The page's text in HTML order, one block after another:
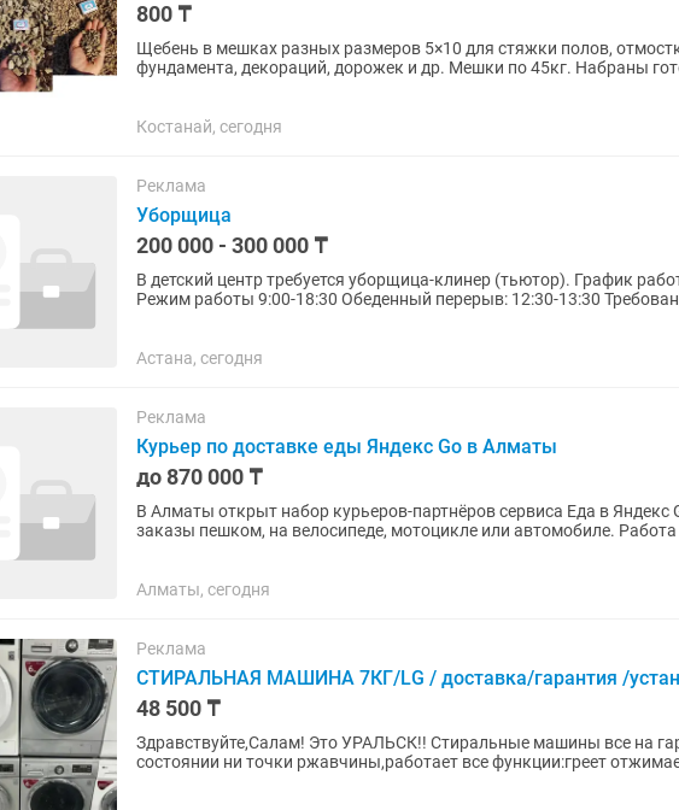
800 ₸
Щебень в мешках разных размеров 5×10 для стяжки полов,
фундамента, декораций, дорожек и др. Мешки по 45кг. Набраны
Костанай, сегодня
Реклама
Уборщица
200 000 - 300 000 ₸
В детский центр требуется уборщица-клинер (тьютор). График работы 5/2 (сб, вск выходной)
Режим работы 9:00-18:30 Обеденный перерыв: 12:30-13:30 Требования: • чистоплотность и
Астана, сегодня
Реклама
Курьер по доставке еды Яндекс Go в Алматы
до 870 000 ₸
В Алматы открыт набор курьеров-партнёров сервиса Еда в Яндекс Go. Можно
заказы пешком, на велосипеде, мотоцикле или автомобиле.
Алматы, сегодня
Реклама
СТИРАЛЬНАЯ МАШИНА 7КГ/LG / доставка/гарантия /
48 500 ₸
Здравствуйте,Салам! Это УРАЛЬСК!! Стиральные машины все на
состоянии ни точки ржавчины,работает все функции:греет